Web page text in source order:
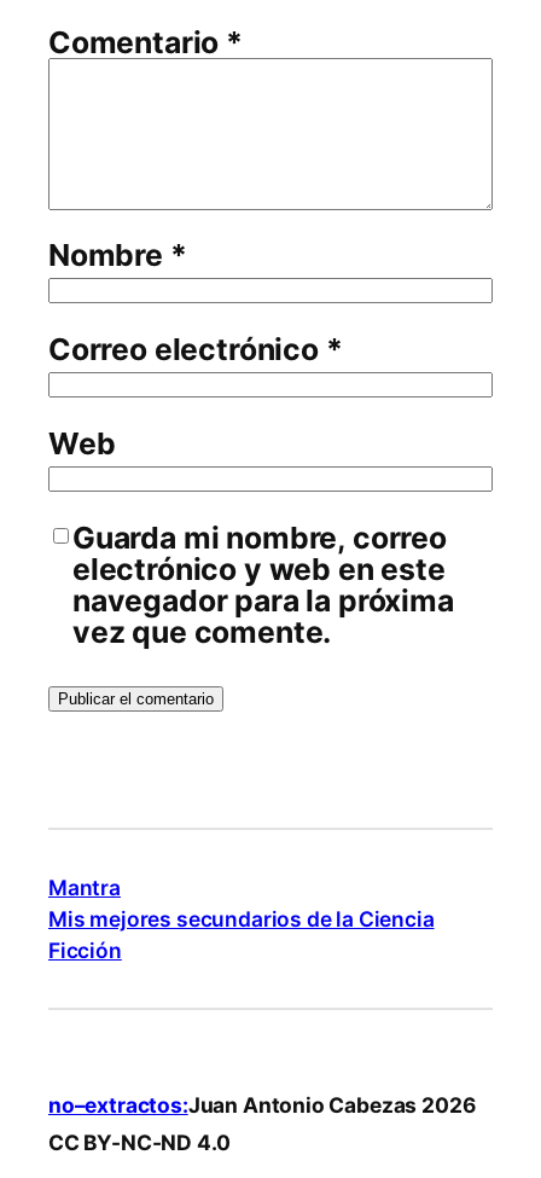
Comentario *
Nombre *
Correo electrónico *
Web
Guarda mi nombre, correo
electrónico y web en este
navegador para la próxima
vez que comente.
Mantra
Mis mejores secundarios de la Ciencia
Ficción
no–extractos:Juan Antonio Cabezas 2026
CC BY-NC-ND 4.0